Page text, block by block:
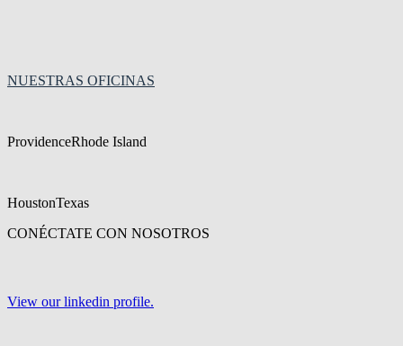
NUESTRAS OFICINAS
ProvidenceRhode Island
HoustonTexas
CONÉCTATE CON NOSOTROS
View our linkedin profile.